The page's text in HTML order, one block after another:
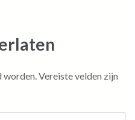
worden.Vereiste velden zijn